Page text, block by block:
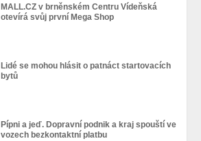
MALL.CZ v brněnském Centru Vídeňská
otevírá svůj první Mega Shop
Lidé se mohou hlásit o patnáct startovacích
bytů
Pípni a jeď. Dopravní podnik a kraj spouští ve
vozech bezkontaktní platbu